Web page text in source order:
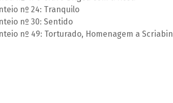
nº 24: Tranquilo
nº 30: Sentido
nº 49: Torturado, Homenagem a Scriabin